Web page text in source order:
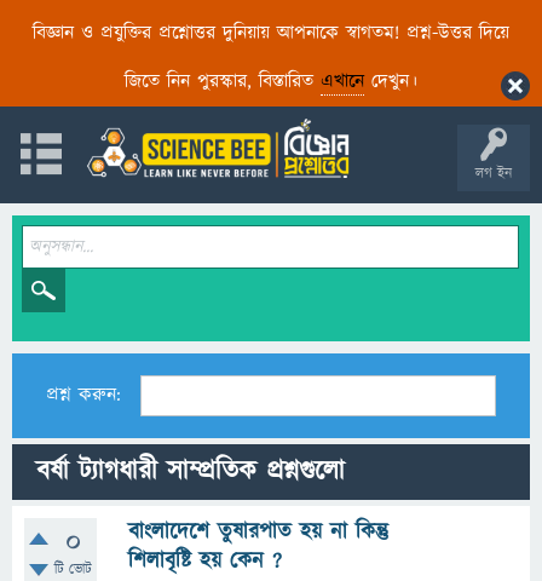
বিজ্ঞান ও প্রযুক্তির প্রশ্নোত্তর দুনিয়ায় আপনাকে স্বাগতম! প্রশ্ন-উত্তর দিয়ে
জিতে নিন পুরস্কার, বিস্তারিত এখানেদেখুন।
লগ ইন
প্রশ্ন করুন:
বর্ষা ট্যাগধারী সাম্প্রতিক প্রশ্নগুলো
0
টি ভোট
বাংলাদেশে তুষারপাত হয় না কিন্তু
শিলাবৃষ্টি হয় কেন ?